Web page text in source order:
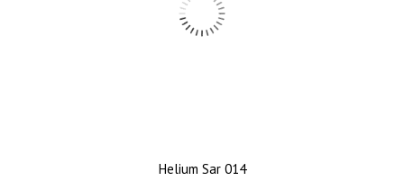
Helium Sar 014